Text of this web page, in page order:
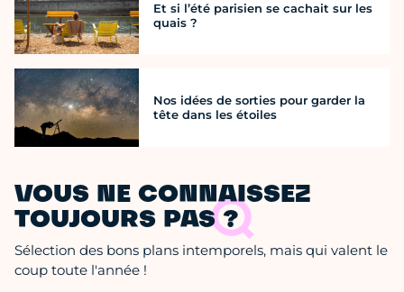
Et si l’été parisien se cachait sur les
quais ?
Nos idées de sorties pour garder la
tête dans les étoiles
VOUS NE CONNAISSEZ
TOUJOURS PAS ?
Sélection des bons plans intemporels, mais qui valent le
coup toute l'année !